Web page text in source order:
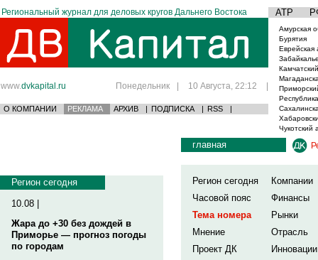
Региональный журнал для деловых кругов Дальнего Востока АТР
www.dvkapital.ru Понедельник | 10 Августа, 22:12 |
О КОМПАНИИ РЕКЛАМА АРХИВ | ПОДПИСКА | RSS |
Амурская
Бурятия
Еврейская
Чукотский
Регион сегодня
10.08 |
Жара до +30 без дождей в
Приморье — прогноз погоды
по городам
главная
Регион сегодня
Компании
Часовой пояс
Финансы
Тема номера
Рынки
Мнение
Отрасль
Проект ДК
Инновации